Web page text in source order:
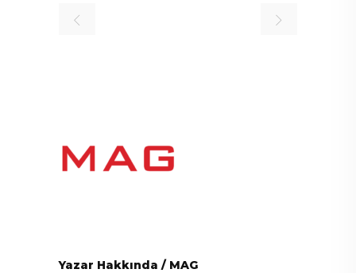
Yazar Hakkında / MAG